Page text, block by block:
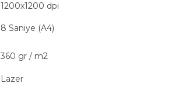
1200x1200 dpi
8 Saniye (A4)
360 gr / m2
Lazer